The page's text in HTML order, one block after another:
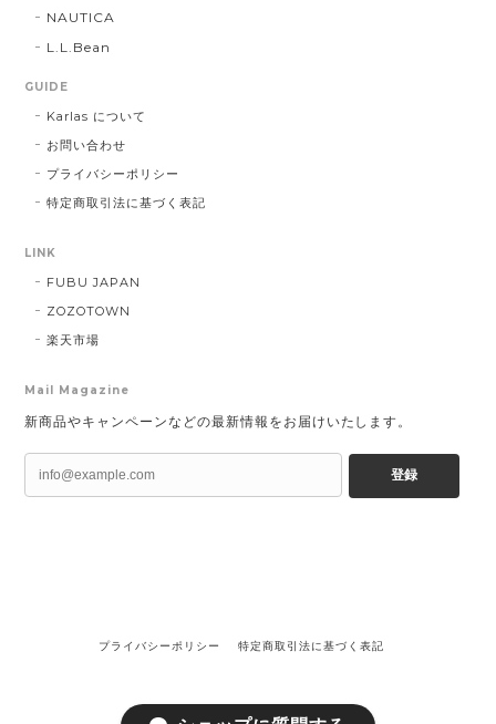
NAUTICA
L.L.Bean
GUIDE
Karlas について
お問い合わせ
プライバシーポリシー
特定商取引法に基づく表記
LINK
FUBU JAPAN
ZOZOTOWN
楽天市場
Mail Magazine
新商品やキャンペーンなどの最新情報をお届けいたします。
登録
プライバシーポリシー 特定商取引法に基づく表記